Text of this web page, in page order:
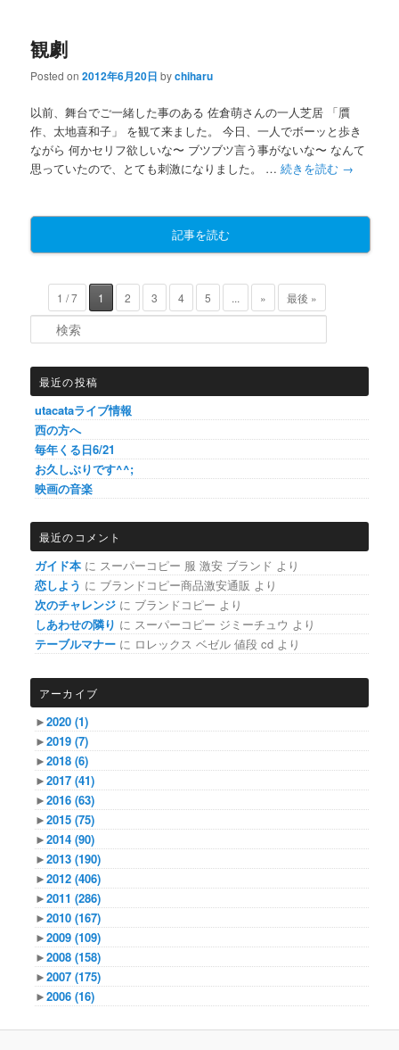
観劇
Posted on2012年6月20日 bychiharu
以前、舞台でご一緒した事のある 佐倉萌さんの一人芝居 「贋
作、太地喜和子」 を観て来ました。 今日、一人でボーッと歩き
ながら 何かセリフ欲しいな〜 ブツブツ言う事がないな〜 なんて
思っていたので、とても刺激になりました。 …続きを読む →
記事を読む
1 / 7 1 2 3 4 5 ... »
最後 »
最近の投稿
utacataライブ情報
西の方へ
毎年くる日6/21
お久しぶりです^^;
映画の音楽
最近のコメント
ガイド本 に スーパーコピー 服 激安 ブランド より
恋しよう に ブランドコピー商品激安通販 より
次のチャレンジ に ブランドコピー より
しあわせの隣り に スーパーコピー ジミーチュウ より
テーブルマナー に ロレックス ベゼル 値段 cd より
アーカイブ
►2020(1)
►2019(7)
►2018(6)
►2017(41)
►2016(63)
►2015(75)
►2014(90)
►2013(190)
►2012(406)
►2011(286)
►2010(167)
►2009(109)
►2008(158)
►2007(175)
►2006(16)